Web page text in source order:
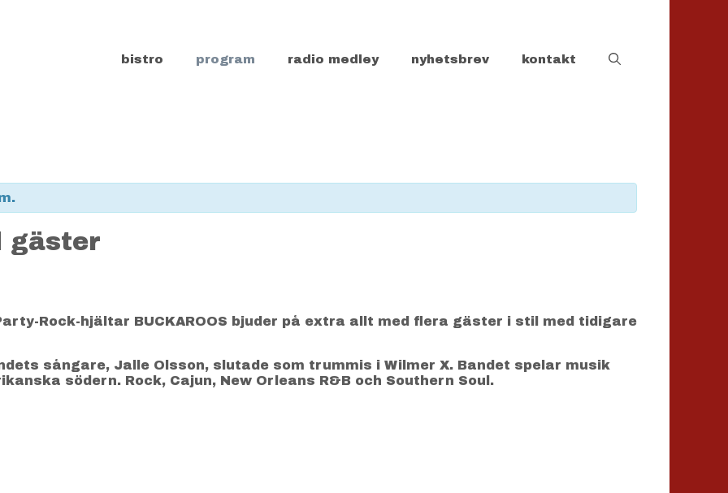
bistro program radio medley nyhetsbrev kontakt
gäster
Party-Rock-hjältar BUCKAROOS bjuder på extra allt med flera gäster i stil med tidigare
sångare, Jalle Olsson, slutade som trummis i Wilmer X. Bandet spelar musik
södern. Rock, Cajun, New Orleans R&B och Southern Soul.